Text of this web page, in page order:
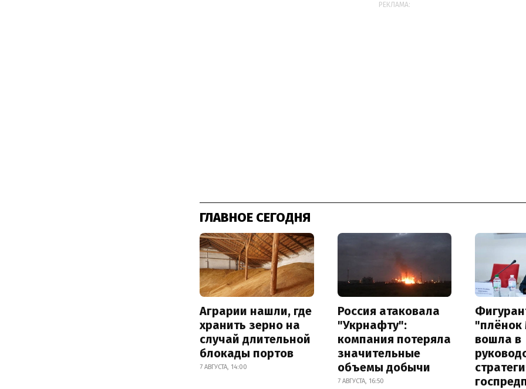
РЕКЛАМА:
ГЛАВНОЕ СЕГОДНЯ
Аграрии нашли, где
хранить зерно на
случай длительной
блокады портов
7 АВГУСТА, 14:00
Россия атаковала
"Укрнафту":
компания потеряла
значительные
объемы добычи
7 АВГУСТА, 16:50
вошла в